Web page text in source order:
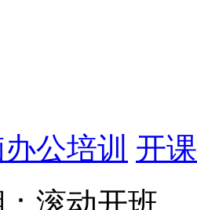
公培训 开